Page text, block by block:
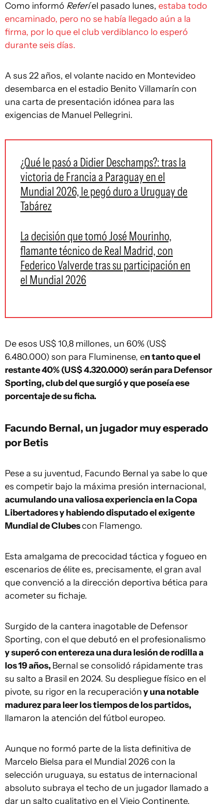
Como informó Referíel pasado lunes, estaba todo
encaminado, pero no se había llegado aún a la
firma, por lo que el club verdiblanco lo esperó
durante seis días.
A sus 22 años, el volante nacido en Montevideo
desembarca en el estadio Benito Villamarín con
una carta de presentación idónea para las
exigencias de Manuel Pellegrini.
¿Qué le pasó a Didier Deschamps?: tras la
victoria de Francia a Paraguay en el
Mundial 2026, le pegó duro a Uruguay de
Tabárez
La decisión que tomó José Mourinho,
flamante técnico de Real Madrid, con
Federico Valverde tras su participación en
el Mundial 2026
De esos US$ 10,8 millones, un 60% (US$
6.480.000) son para Fluminense, en tanto que el
restante 40% (US$ 4.320.000) serán para Defensor
Sporting, club del que surgió y que poseía ese
porcentaje de su ficha.
Facundo Bernal, un jugador muy esperado
por Betis
Pese a su juventud, Facundo Bernal ya sabe lo que
es competir bajo la máxima presión internacional,
acumulando una valiosa experiencia en la Copa
Libertadores y habiendo disputado el exigente
Mundial de Clubescon Flamengo.
Esta amalgama de precocidad táctica y fogueo en
escenarios de élite es, precisamente, el gran aval
que convenció a la dirección deportiva bética para
acometer su fichaje.
Surgido de la cantera inagotable de Defensor
Sporting, con el que debutó en el profesionalismo
y superó con entereza una dura lesión de rodilla a
los 19 años, Bernal se consolidó rápidamente tras
su salto a Brasil en 2024. Su despliegue físico en el
pivote, su rigor en la recuperacióny una notable
madurez para leer los tiempos de los partidos,
llamaron la atención del fútbol europeo.
Aunque no formó parte de la lista definitiva de
Marcelo Bielsa para el Mundial 2026 con la
selección uruguaya, su estatus de internacional
absoluto subraya el techo de un jugador llamado a
dar un salto cualitativo en el Viejo Continente.